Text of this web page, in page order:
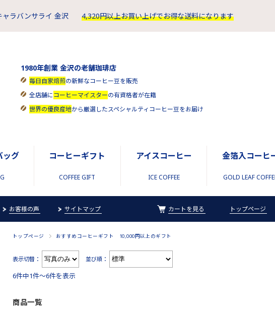
ラバンサライ 金沢 4,320円以上お買い上げでお得な送料になります
1980年創業 金沢の老舗珈琲店
毎日自家焙煎の新鮮なコーヒー豆を販売
全店舗にコーヒーマイスターの有資格者が在籍
世界の優良産地から厳選したスペシャルティコーヒー豆をお届け
ッグ コーヒーギフト
COFFEE GIFT
アイスコーヒー
ICE COFFEE
金箔入コーヒ
GOLD LEAF
お客様の声 サイトマップ カートを見る トップページ
トップページ おすすめコーヒーギフト 10,000円以上のギフト
表示切替： 並び順：
6件中1件～6件を表示
商品一覧